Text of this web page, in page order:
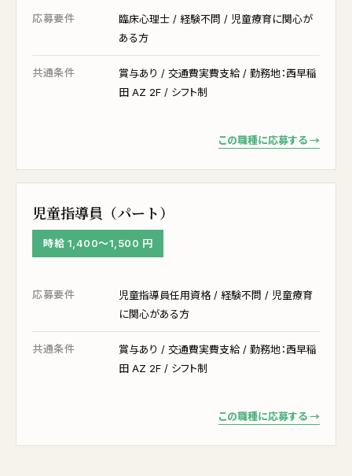
応募要件
臨床心理士 / 経験不問 / 児童療育に関心が
ある方
共通条件
賞与あり / 交通費実費支給 / 勤務地：西早稲
田 AZ 2F / シフト制
この職種に応募する →
児童指導員（パート）
時給 1,400〜1,500 円
応募要件
児童指導員任用資格 / 経験不問 / 児童療育
に関心がある方
共通条件
賞与あり / 交通費実費支給 / 勤務地：西早稲
田 AZ 2F / シフト制
この職種に応募する →